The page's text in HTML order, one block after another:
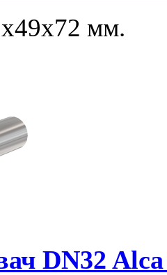
мм.
DN32 Alca